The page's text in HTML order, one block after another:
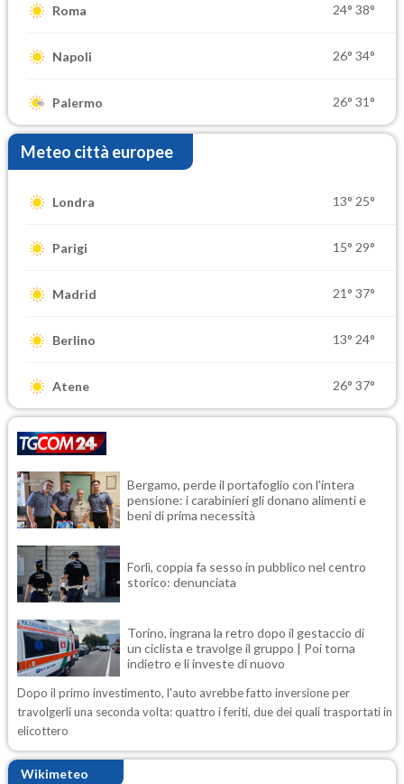
Roma 24° 38°
Napoli 26° 34°
Palermo 26° 31°
Meteo città europee
Londra 13° 25°
Parigi 15° 29°
Madrid 21° 37°
Berlino 13° 24°
Atene 26° 37°
Bergamo, perde il portafoglio con l'intera
pensione: i carabinieri gli donano alimenti e
beni di prima necessità
Forlì, coppia fa sesso in pubblico nel centro
storico: denunciata
Torino, ingrana la retro dopo il gestaccio di
un ciclista e travolge il gruppo | Poi torna
indietro e li investe di nuovo
Dopo il primo investimento, l'auto avrebbe fatto inversione per
travolgerli una seconda volta: quattro i feriti, due dei quali trasportati in
elicottero
Wikimeteo